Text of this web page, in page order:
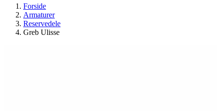
Forside
Armaturer
Reservedele
Greb Ulisse